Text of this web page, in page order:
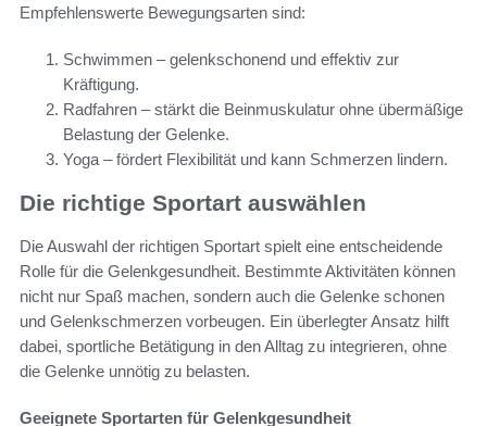
Empfehlenswerte Bewegungsarten sind:
Schwimmen – gelenkschonend und effektiv zur
Kräftigung.
Radfahren – stärkt die Beinmuskulatur ohne übermäßige
Belastung der Gelenke.
Yoga – fördert Flexibilität und kann Schmerzen lindern.
Die richtige Sportart auswählen
Die Auswahl der richtigen Sportart spielt eine entscheidende
Rolle für die Gelenkgesundheit. Bestimmte Aktivitäten können
nicht nur Spaß machen, sondern auch die Gelenke schonen
und Gelenkschmerzen vorbeugen. Ein überlegter Ansatz hilft
dabei, sportliche Betätigung in den Alltag zu integrieren, ohne
die Gelenke unnötig zu belasten.
Geeignete Sportarten für Gelenkgesundheit